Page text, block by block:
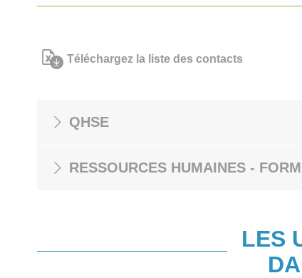
Téléchargez la liste des contacts
QHSE
RESSOURCES HUMAINES -
LES